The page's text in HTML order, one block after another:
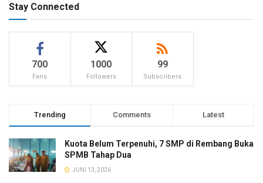
Stay Connected
700
Fans
1000
Followers
99
Subscribers
Trending Comments Latest
Kuota Belum Terpenuhi, 7 SMP di Rembang Buka
SPMB Tahap Dua
JUNI 13, 2026